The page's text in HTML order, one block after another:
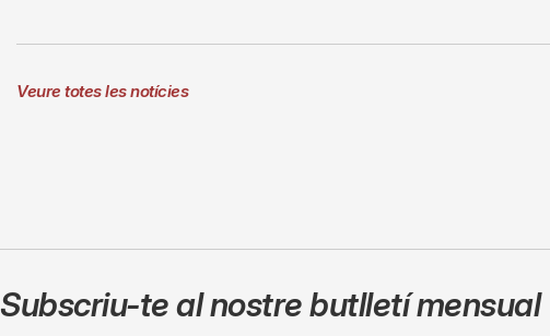
Veure totes les notícies
Subscriu-te al nostre butlletí mensual